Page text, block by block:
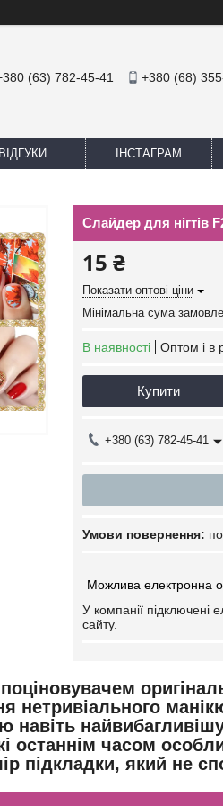
(63) 782-45-41 +380 (68)
ВІДГУКИ ІНСТАГРАМ
Слайдер для нігтів
15 ₴
Показати оптові ціни
Мінімальна сума
В наявності Оптом і в
Купити
+380 (63) 782-45-41
У компанії підключені
сайту.
нетривіального
останнім часом
підкладки, який не